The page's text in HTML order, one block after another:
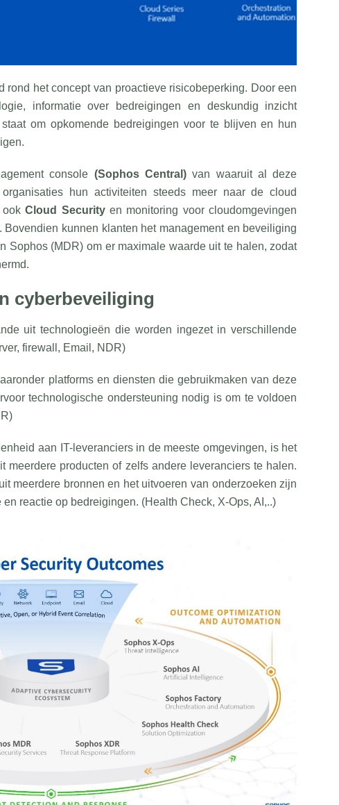
rond het concept van proactieve risicobeperking. Door een
informatie over bedreigingen en deskundig inzicht
om opkomende bedreigingen voor te blijven en hun
console (Sophos Central) van waaruit al deze
hun activiteiten steeds meer naar de cloud
ookCloud Securityen monitoring voor cloudomgevingen
kunnen klanten het management en beveiliging
Sophos (MDR) om er maximale waarde uit te halen, zodat
cyberbeveiliging
uit technologieën die worden ingezet in verschillende
firewall, Email, NDR)
platforms en diensten die gebruikmaken van deze
technologische ondersteuning nodig is om te voldoen
aan IT-leveranciers in de meeste omgevingen, is het
meerdere producten of zelfs andere leveranciers te halen.
meerdere bronnen en het uitvoeren van onderzoeken zijn
reactie op bedreigingen. (Health Check, X-Ops, AI,..)